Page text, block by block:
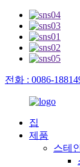
전화 : 0086-
집
제품
스테